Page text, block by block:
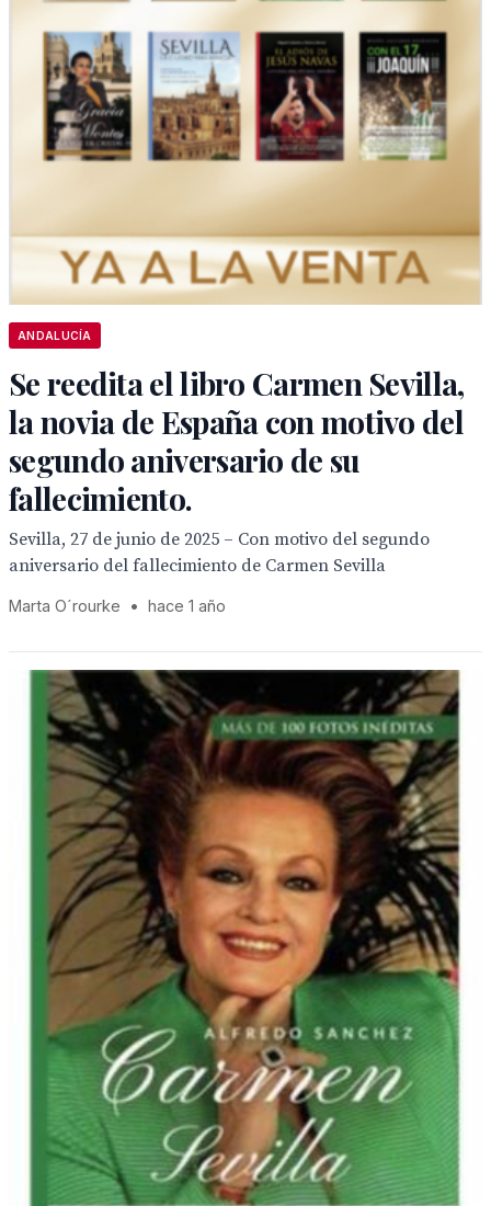
ANDALUCÍA
Se reedita el libro Carmen Sevilla,
la novia de España con motivo del
segundo aniversario de su
fallecimiento.
Sevilla, 27 de junio de 2025 – Con motivo del segundo
aniversario del fallecimiento de Carmen Sevilla
Marta O´rourke • hace 1 año